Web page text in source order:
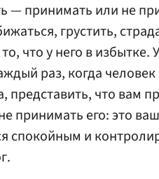
— принимать или не
грустить,
что у него в избытке.
раз, когда
представить, что вам
принимать его: это
спокойным и